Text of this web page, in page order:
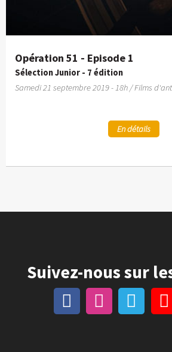
Opération 51 - Episode 1
Sélection Junior - 7 édition
Samedi 21 septembre 2019 - 18h / Films
En détails
Suivez-nous sur